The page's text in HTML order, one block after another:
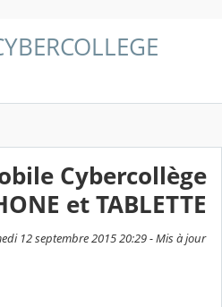
Cybercollège
et TABLETTE
12 septembre 2015 20:29 - Mis à jour